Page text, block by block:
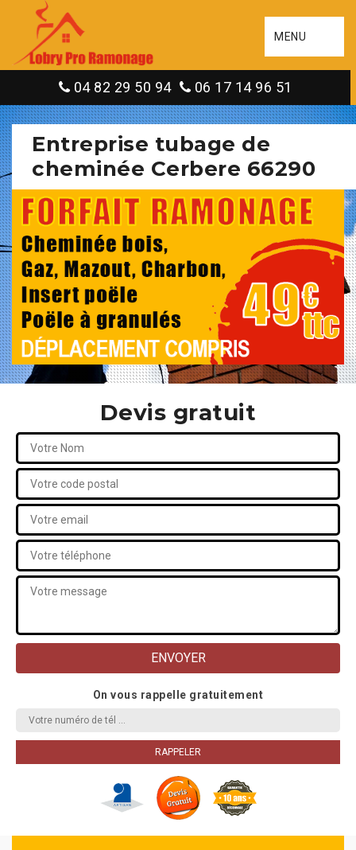
MENU
04 82 29 50 94 06 17 14 96 51
Entreprise tubage de
cheminée Cerbere 66290
Devis gratuit
On vous rappelle gratuitement